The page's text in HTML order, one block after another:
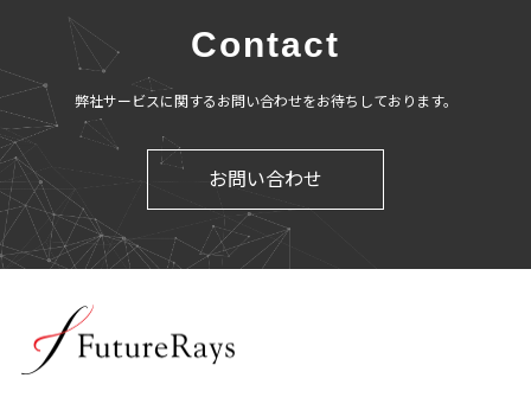
Contact
弊社サービスに関するお問い合わせをお待ちしております。
お問い合わせ